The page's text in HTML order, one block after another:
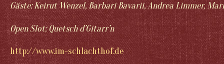
Gäste: Keirut Wenzel, Barbari Bavarii, Andrea Limmer,
Open Slot: Quetsch d’Gitarr’n
http://www.im-schlachthof.de